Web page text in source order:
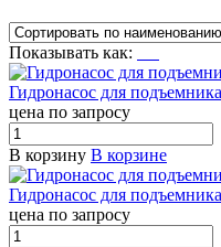
Показывать как:
Гидронасос для
цена по запросу
В корзину В корзине
Гидронасос для
цена по запросу